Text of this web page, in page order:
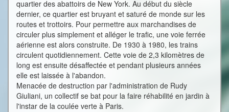
quartier des abattoirs de New York. Au début du siècle
dernier, ce quartier est bruyant et saturé de monde sur les
routes et trottoirs. Pour permettre aux marchandises de
circuler plus simplement et alléger le trafic, une voie ferrée
aérienne est alors construite. De 1930 à 1980, les trains
circulent quotidiennement. Cette voie de 2,3 kilomètres de
long est ensuite désaffectée et pendant plusieurs années
elle est laissée à l'abandon.
Menacée de destruction par l'administration de Rudy
Giuliani, un collectif se bat pour la faire réhabilité en jardin à
l'instar de la coulée verte à Paris.